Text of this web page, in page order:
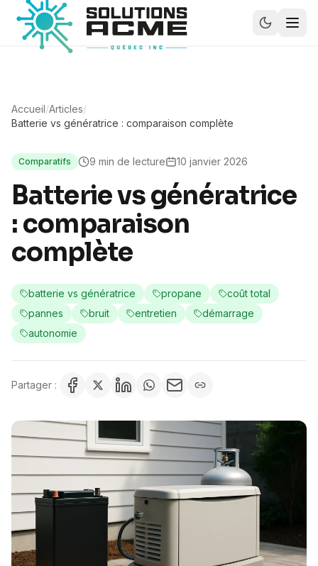
Accueil/Articles/
Batterie vs génératrice : comparaison complète
Comparatifs 9 min de lecture 10 janvier 2026
Batterie vs génératrice
: comparaison
complète
batterie vs génératrice propane
coût total
pannes
bruit entretien
démarrage
autonomie
Partager :